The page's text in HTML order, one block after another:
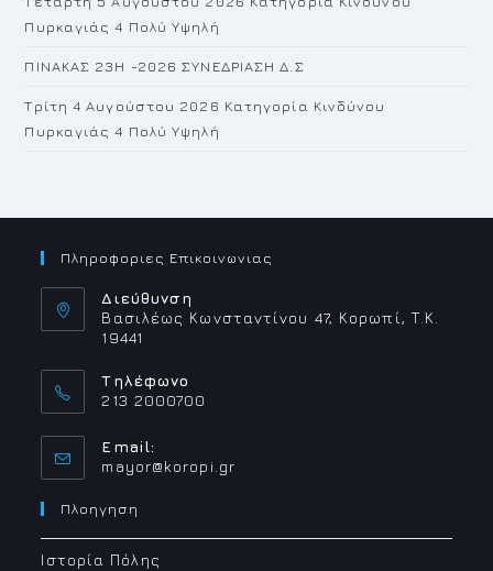
Πυρκαγιάς 4 Πολύ Υψηλή
ΠΙΝΑΚΑΣ 23H -2026 ΣΥΝΕΔΡΙΑΣΗ Δ.Σ
Τρίτη 4 Αυγούστου 2026 Κατηγορία Κινδύνου
Πυρκαγιάς 4 Πολύ Υψηλή
Πληροφοριες Επικοινωνιας
Διεύθυνση
Βασιλέως Κωνσταντίνου 47, Κορωπί, Τ.Κ.
19441
Τηλέφωνο
213 2000700
Email:
mayor@koropi.grOpens
Πλοηγηση
Ιστορία Πόλης